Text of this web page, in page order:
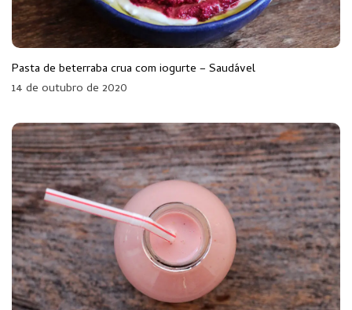
Pasta de beterraba crua com iogurte – Saudável
14 de outubro de 2020